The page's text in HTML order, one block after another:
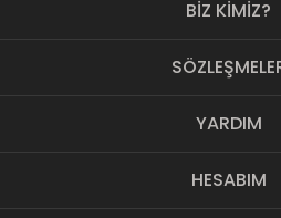
BİZ KİMİZ?
YARDIM
HESABIM